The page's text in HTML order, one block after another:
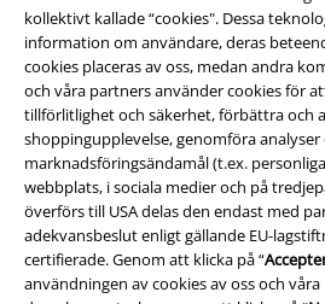
kollektivt kallade “cookies". Dessa
information om användare, deras
cookies placeras av oss, medan andra
och våra partners använder cookies för
tillförlitlighet och säkerhet, förbättra och
shoppingupplevelse, genomföra analyser
marknadsföringsändamål (t.ex.
webbplats, i sociala medier och på
överförs till USA delas den endast med
adekvansbeslut enligt gällande EU-
certifierade. Genom att klicka på “
användningen av cookies av oss och
Din inredningsstil är baserad på dina
gör ditt hem lika individuellt som du är. På
våra hemtillbehör – i köket, sovrummet,
där du inte kan få nog av ikonisk inredning.
musiktillbehör? Tillbehör för att ge ditt
Några gungande stolar, enbart från EMP?
hemtillbehör som är värda en sann fan.
namn, så är det!
„Enter The Upside Down“, med
från Guardians Of The Galaxy? Är Donkey